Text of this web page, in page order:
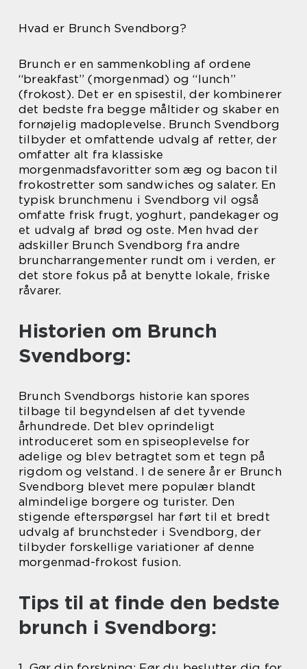
Hvad er Brunch Svendborg?
Brunch er en sammenkobling af ordene
“breakfast” (morgenmad) og “lunch”
(frokost). Det er en spisestil, der kombinerer
det bedste fra begge måltider og skaber en
fornøjelig madoplevelse. Brunch Svendborg
tilbyder et omfattende udvalg af retter, der
omfatter alt fra klassiske
morgenmadsfavoritter som æg og bacon til
frokostretter som sandwiches og salater. En
typisk brunchmenu i Svendborg vil også
omfatte frisk frugt, yoghurt, pandekager og
et udvalg af brød og oste. Men hvad der
adskiller Brunch Svendborg fra andre
bruncharrangementer rundt om i verden, er
det store fokus på at benytte lokale, friske
råvarer.
Historien om Brunch
Svendborg:
Brunch Svendborgs historie kan spores
tilbage til begyndelsen af det tyvende
århundrede. Det blev oprindeligt
introduceret som en spiseoplevelse for
adelige og blev betragtet som et tegn på
rigdom og velstand. I de senere år er Brunch
Svendborg blevet mere populær blandt
almindelige borgere og turister. Den
stigende efterspørgsel har ført til et bredt
udvalg af brunchsteder i Svendborg, der
tilbyder forskellige variationer af denne
morgenmad-frokost fusion.
Tips til at finde den bedste
brunch i Svendborg: